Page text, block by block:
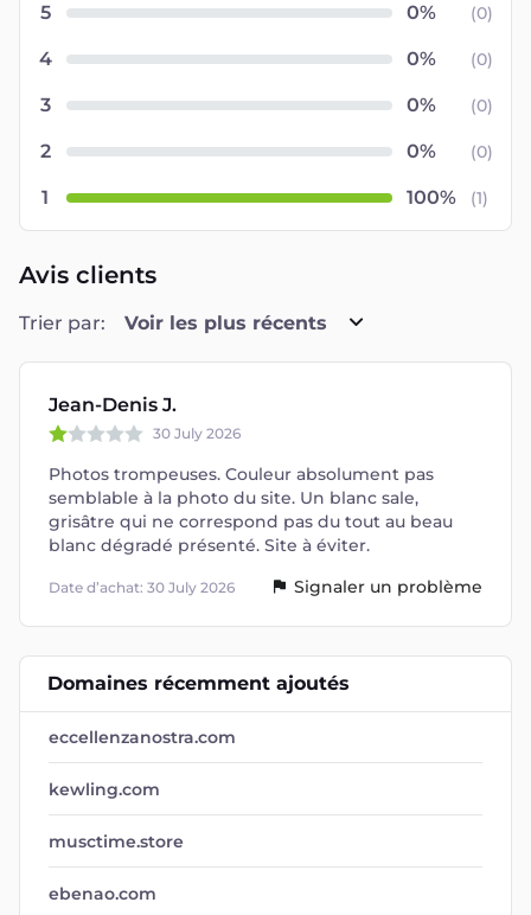
5 (0)
4 (0)
3 (0)
2 (0)
1 (1)
Avis clients
Trier par: Voir les plus récents
Jean-Denis J.
30 July 2026
Photos trompeuses. Couleur absolument pas
semblable à la photo du site. Un blanc sale,
grisâtre qui ne correspond pas du tout au beau
blanc dégradé présenté. Site à éviter.
Date d’achat: 30 July 2026 Signaler un problème
Domaines récemment ajoutés
eccellenzanostra.com
kewling.com
musctime.store
ebenao.com